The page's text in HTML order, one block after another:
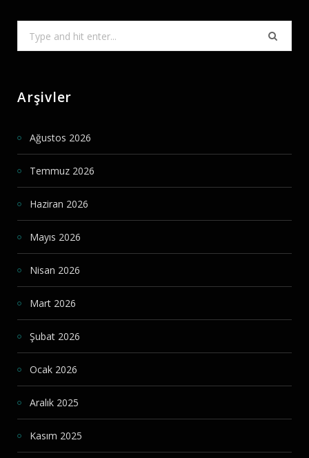
Arşivler
Ağustos 2026
Temmuz 2026
Haziran 2026
Mayıs 2026
Nisan 2026
Mart 2026
Şubat 2026
Ocak 2026
Aralık 2025
Kasım 2025